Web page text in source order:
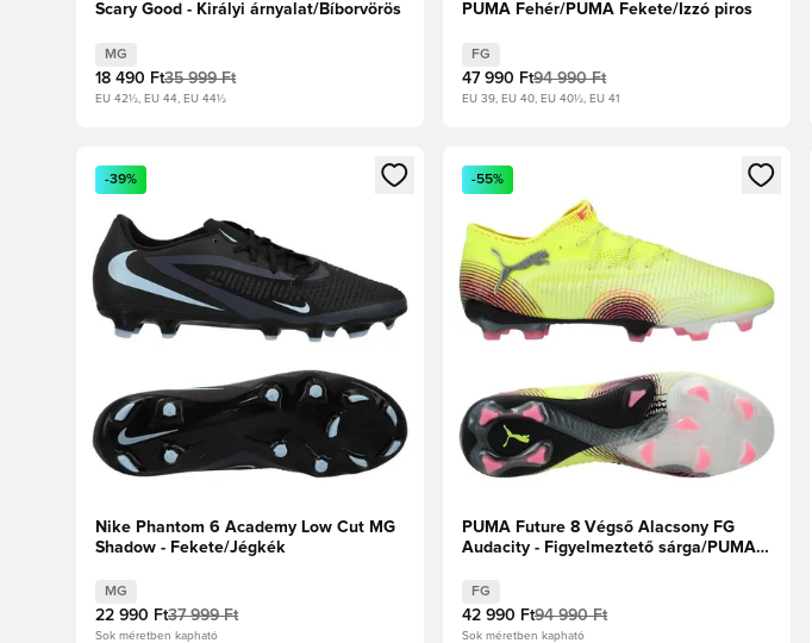
Scary Good - Királyi árnyalat/Bíborvörös
MG
18 490 Ft35 999 Ft
EU 42½, EU 44, EU 44½
PUMA Fehér/PUMA Fekete/Izzó piros
FG
47 990 Ft94 990 Ft
EU 39, EU 40, EU 40½, EU 41
Megnyit egy modált a bejelentkezéshez vagy a tagként való regisztrációhoz
-39%
Nike Phantom 6 Academy Low Cut MG
Shadow - Fekete/Jégkék
MG
22 990 Ft37 999 Ft
Sok méretben kapható
Megnyit egy modált a bejelentkezéshez
-55%
PUMA Future 8 Végső Alacsony FG
Audacity - Figyelmeztető sárga/PUMA
FG
42 990 Ft94 990 Ft
Sok méretben kapható